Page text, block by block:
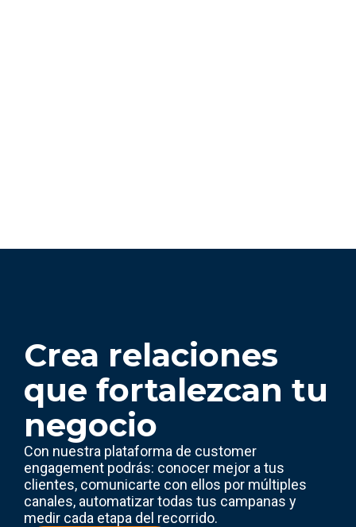
Crea relaciones
que fortalezcan tu
negocio
Con nuestra plataforma de customer
engagement podrás: conocer mejor a tus
clientes, comunicarte con ellos por múltiples
canales, automatizar todas tus campanas y
medir cada etapa del recorrido.